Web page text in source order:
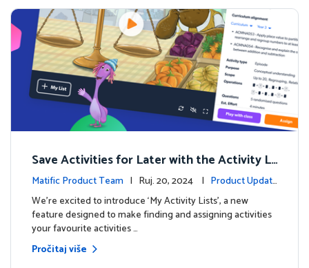
Save Activities for Later with the Activity Li
sts Feature
Matific Product Team | Ruj. 20, 2024 | Product Updat
es
We're excited to introduce ‘My Activity Lists’, a new
feature designed to make finding and assigning activities
your favourite activities …
Pročitaj više